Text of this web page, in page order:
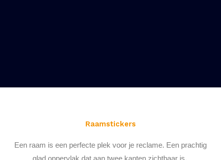
Raamstickers
Een raam is een perfecte plek voor je reclame. Een prachtig